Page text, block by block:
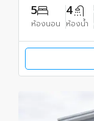
5
ห้องนอน
4
ห้องน้ำ